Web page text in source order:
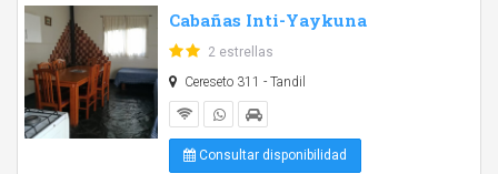
Cabañas Inti-Yaykuna
2 estrellas
Cereseto 311 - Tandil
Consultar disponibilidad